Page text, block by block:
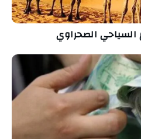
الصحراوي